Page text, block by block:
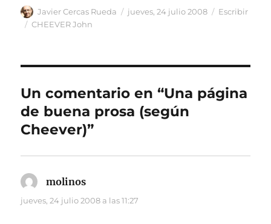
Autor
Javier Cercas Rueda
Publicado
jueves, 24 julio 2008 Categorías
Escribir
Etiquetas
CHEEVER John
Un comentario en “Una página
de buena prosa (según
Cheever)”
molinos
jueves, 24 julio 2008 a las 11:27